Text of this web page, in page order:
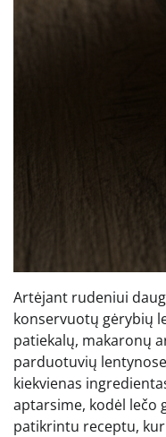
Artėjant rudeniui
konservuotų gėrybių
patiekalų, makaronų
parduotuvių
kiekvienas
aptarsime, kodėl lečo
patikrintu receptu,